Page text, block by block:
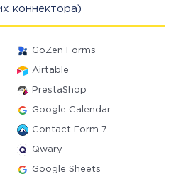
коннектора)
GoZen Forms
Airtable
PrestaShop
Google Calendar
Contact Form 7
Qwary
Google Sheets